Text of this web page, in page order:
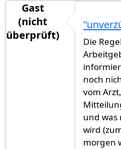
Gast
(nicht
überprüft)
Die
noch
vom
und was
wird
morgen